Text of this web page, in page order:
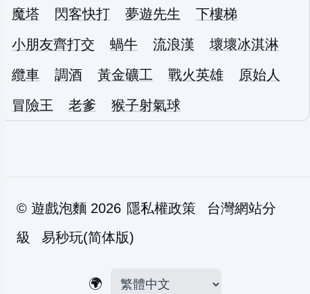
魔塔
閃客快打 夢遊先生
下樓梯
小朋友齊打交
蝸牛 流浪漢
壞壞冰淇淋
纜車
調酒 黃金礦工 戰火英雄
原始人
冒險王
老爹 猴子射氣球
© 遊戲泡麵 2026 隱私權政策
台灣網站分
級
易秒玩(简体版)
🌍